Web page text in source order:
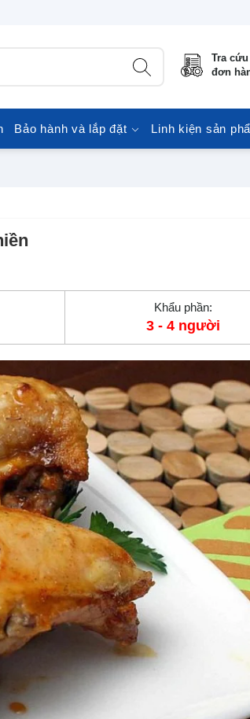
Tra cứu
đơn
Bảo hành và lắp đặt Linh kiện sản
Khẩu phần:
3 - 4 người